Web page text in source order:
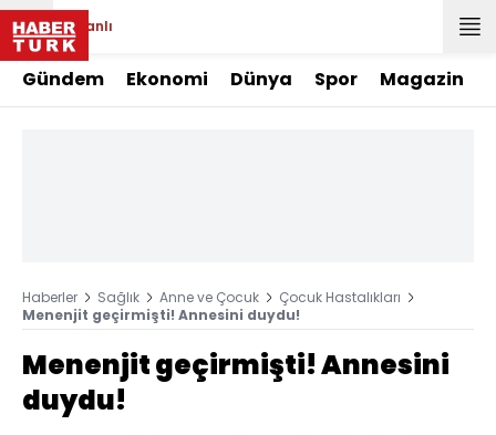
Canlı
Gündem Ekonomi Dünya Spor Magazin
Haberler Sağlık Anne ve Çocuk
Çocuk Hastalıkları
Menenjit geçirmişti! Annesini duydu!
Menenjit geçirmişti! Annesini
duydu!